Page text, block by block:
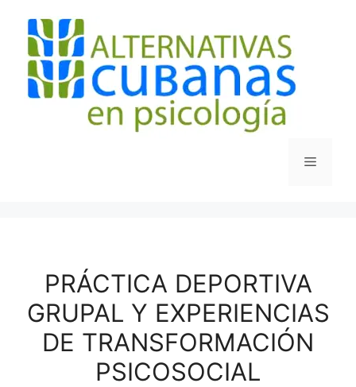
contenido
Menú
PRÁCTICA DEPORTIVA
GRUPAL Y EXPERIENCIAS
DE TRANSFORMACIÓN
PSICOSOCIAL